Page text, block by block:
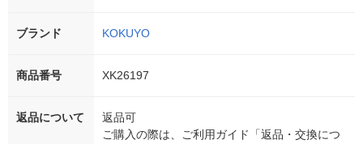
ブランド KOKUYO
商品番号 XK26197
返品について
返品可
ご購入の際は、ご利用ガイド「返品・交換につ